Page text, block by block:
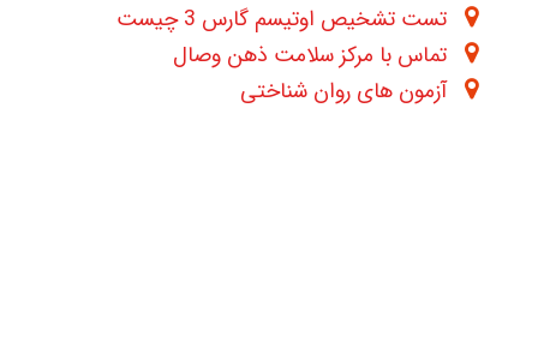
تست تشخیص اوتیسم گارس 3 چیست
تماس با مرکز سلامت ذهن وصال
آزمون های روان شناختی